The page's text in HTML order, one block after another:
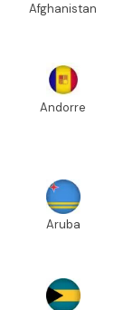
Afghanistan
Andorre
Aruba